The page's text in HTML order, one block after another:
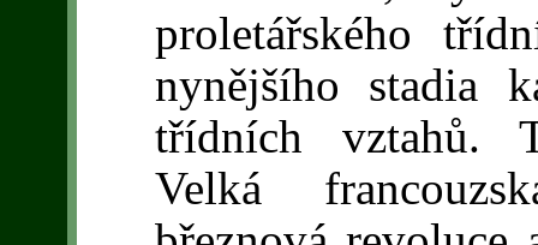
proletářského
nynějšího stadia
třídních vztahů.
Velká